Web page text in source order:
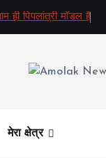
ही पिपलांत्री मॉडल है
मेरा क्षेत्र